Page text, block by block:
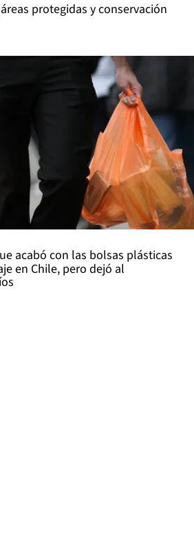
áreas protegidas y conservación
acabó con las bolsas plásticas
en Chile, pero dejó al